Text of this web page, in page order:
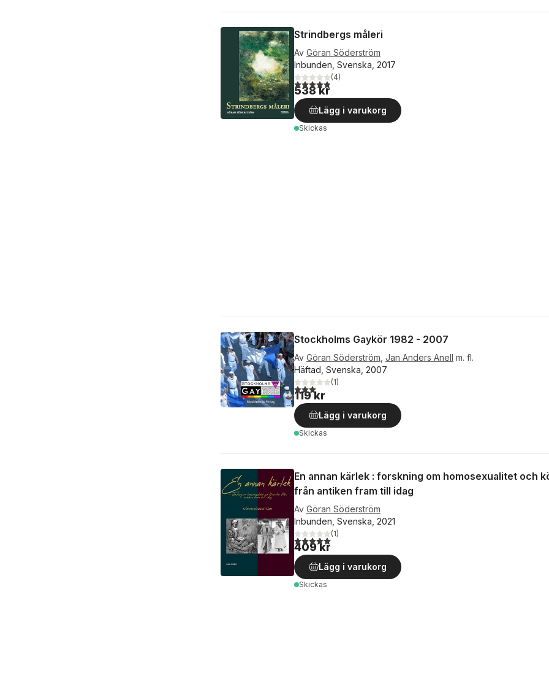
Strindbergs måleri
Av Göran Söderström
Inbunden, Svenska, 2017
4,8utav 5 stjärnor. Totalt antal röster:
(4)
538 kr
Lägg i varukorg
Skickas
Stockholms Gaykör 1982 - 2007
Av Göran Söderström Jan Anders Anell m. fl.
Häftad, Svenska, 2007
3,0utav 5 stjärnor. Totalt antal röster:
(1)
119 kr
Lägg i varukorg
Skickas
En annan kärlek : forskning om homosexualitet och
från antiken fram till idag
Av Göran Söderström
Inbunden, Svenska, 2021
5,0utav 5 stjärnor. Totalt antal röster:
(1)
409 kr
Lägg i varukorg
Skickas